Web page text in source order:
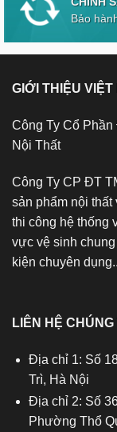
Bảo
GIỚI THIỆU VIỆT
Công Ty Cổ
Nội Thất
Công Ty CP ĐT
sản phẩm nội
thi công hệ thống
vực vệ sinh
kiện chuyên
LIÊN HỆ CHÚNG
Địa chỉ 1: Số
Trì, Hà Nội
Địa chỉ 2: Số
Phường Thổ